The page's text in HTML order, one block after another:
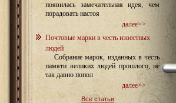
появилась замечательная идея, чем
порадовать настоя
далее>>
Почтовые марки в честь известных
людей
Собрание марок, изданных в честь
памяти великих людей прошлого, не
так давно попол
далее>>
Все статьи